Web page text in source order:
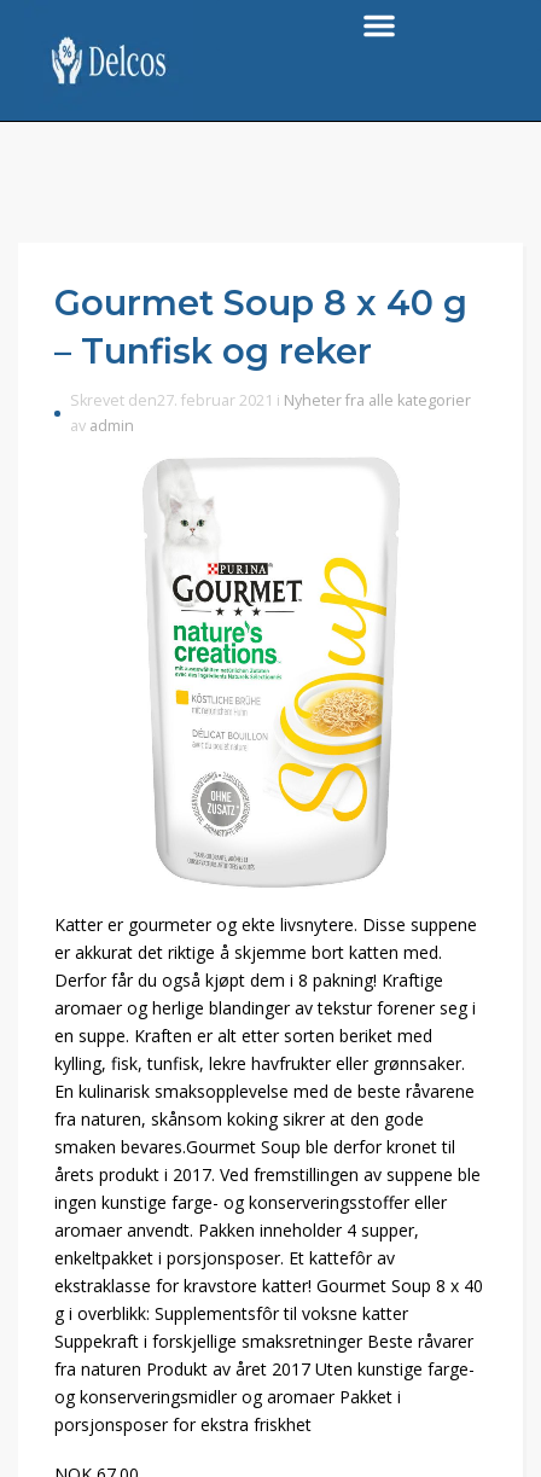
Gourmet Soup 8 x 40 g
– Tunfisk og reker
Skrevet den27. februar 2021 i Nyheter fra alle kategorier
av admin
Katter er gourmeter og ekte livsnytere. Disse suppene
er akkurat det riktige å skjemme bort katten med.
Derfor får du også kjøpt dem i 8 pakning! Kraftige
aromaer og herlige blandinger av tekstur forener seg i
en suppe. Kraften er alt etter sorten beriket med
kylling, fisk, tunfisk, lekre havfrukter eller grønnsaker.
En kulinarisk smaksopplevelse med de beste råvarene
fra naturen, skånsom koking sikrer at den gode
smaken bevares.Gourmet Soup ble derfor kronet til
årets produkt i 2017. Ved fremstillingen av suppene ble
ingen kunstige farge- og konserveringsstoffer eller
aromaer anvendt. Pakken inneholder 4 supper,
enkeltpakket i porsjonsposer. Et kattefôr av
ekstraklasse for kravstore katter! Gourmet Soup 8 x 40
g i overblikk: Supplementsfôr til voksne katter
Suppekraft i forskjellige smaksretninger Beste råvarer
fra naturen Produkt av året 2017 Uten kunstige farge-
og konserveringsmidler og aromaer Pakket i
porsjonsposer for ekstra friskhet